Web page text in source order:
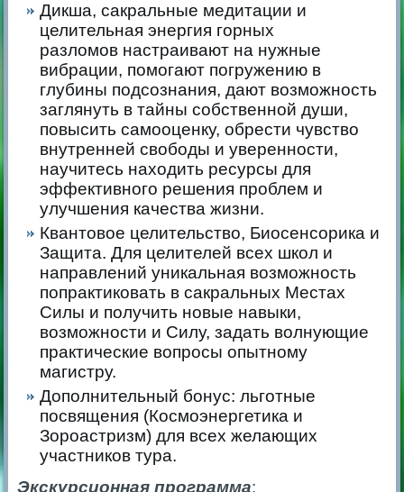
Дикша, сакральные медитации и
целительная энергия горных
разломов настраивают на нужные
вибрации, помогают погружению в
глубины подсознания, дают возможность
заглянуть в тайны собственной души,
повысить самооценку, обрести чувство
внутренней свободы и уверенности,
научитесь находить ресурсы для
эффективного решения проблем и
улучшения качества жизни.
Квантовое целительство, Биосенсорика и
Защита. Для целителей всех школ и
направлений уникальная возможность
попрактиковать в сакральных Местах
Силы и получить новые навыки,
возможности и Силу, задать волнующие
практические вопросы опытному
магистру.
Дополнительный бонус: льготные
посвящения (Космоэнергетика и
Зороастризм) для всех желающих
участников тура.
Экскурсионная программа: